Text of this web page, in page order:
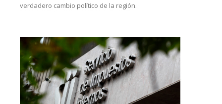
verdadero cambio político de la región.